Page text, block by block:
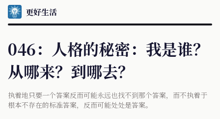
更好生活
046：人格的秘密：我是谁？
从哪来？到哪去？
执着地只要一个答案反而可能永远也找不到那个答案，而不执着于
根本不存在的标准答案，反而可能处处是答案。